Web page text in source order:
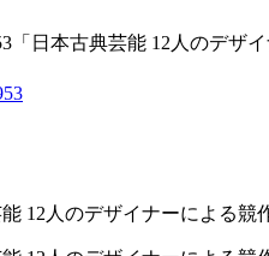
日本古典芸能 12人のデザイ